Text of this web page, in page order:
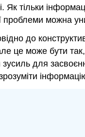
тільки
проблеми можна
до
це може бути
для